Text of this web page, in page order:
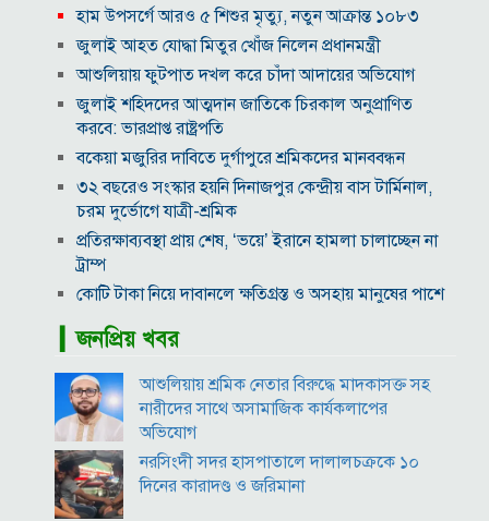
হাম উপসর্গে আরও ৫ শিশুর মৃত্যু, নতুন আক্রান্ত ১০৮৩
জুলাই আহত যোদ্ধা মিতুর খোঁজ নিলেন প্রধানমন্ত্রী
আশুলিয়ায় ফুটপাত দখল করে চাঁদা আদায়ের অভিযোগ
জুলাই শহিদদের আত্মদান জাতিকে চিরকাল অনুপ্রাণিত
করবে: ভারপ্রাপ্ত রাষ্ট্রপতি
বকেয়া মজুরির দাবিতে দুর্গাপুরে শ্রমিকদের মানববন্ধন
৩২ বছরেও সংস্কার হয়নি দিনাজপুর কেন্দ্রীয় বাস টার্মিনাল,
চরম দুর্ভোগে যাত্রী-শ্রমিক
প্রতিরক্ষাব্যবস্থা প্রায় শেষ, ‘ভয়ে’ ইরানে হামলা চালাচ্ছেন না
ট্রাম্প
কোটি টাকা নিয়ে দাবানলে ক্ষতিগ্রস্ত ও অসহায় মানুষের পাশে
‘রামলীলা’য় অভিনয়ের আগে গালাগালের অনুশীলন
করেছিলেন দীপিকা
দেবীগঞ্জ বাজারে ঝুঁকিপূর্ণ বটগাছের বিশাল ডাল, যেকোনো
মুহূর্তে ঘটতে পারে প্রাণঘাতী দুর্ঘটনা
সড়ক নির্মাণ করে দেড় শতাধিক পরিবারের দুর্ভোগ লাঘব
করলেন পৌর বিএনপি নেতা শাহজালাল কাজল।
নওগাঁয় সন্ত্রাসী হামলায় বিএনপি নেতা গুরুতর জখম
▎জনপ্রিয় খবর
আশুলিয়ায় শ্রমিক নেতার বিরুদ্ধে মাদকাসক্ত সহ
নারীদের সাথে অসামাজিক কার্যকলাপের
অভিযোগ
নরসিংদী সদর হাসপাতালে দালালচক্রকে ১০
দিনের কারাদণ্ড ও জরিমানা